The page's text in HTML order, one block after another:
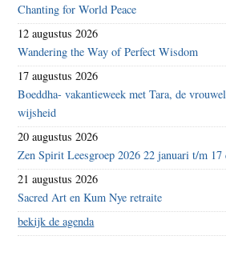
Chanting for World Peace
12 augustus 2026
Wandering the Way of Perfect Wisdom
17 augustus 2026
Boeddha- vakantieweek met Tara, de
wijsheid
20 augustus 2026
Zen Spirit Leesgroep 2026 22 januari t/m 17
21 augustus 2026
Sacred Art en Kum Nye retraite
bekijk de agenda